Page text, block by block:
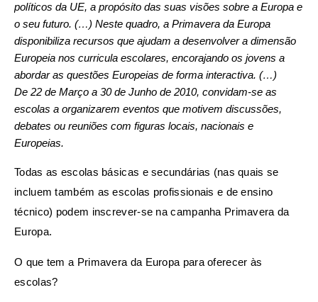
políticos da UE, a propósito das suas visões sobre a Europa e
o seu futuro. (…) Neste quadro, a Primavera da Europa
disponibiliza recursos que ajudam a desenvolver a dimensão
Europeia nos curricula escolares, encorajando os jovens a
abordar as questões Europeias de forma interactiva. (…)
De 22 de Março a 30 de Junho de 2010, convidam-se as
escolas a organizarem eventos que motivem discussões,
debates ou reuniões com figuras locais, nacionais e
Europeias.
Todas as escolas básicas e secundárias (nas quais se
incluem também as escolas profissionais e de ensino
técnico) podem inscrever-se na campanha Primavera da
Europa.
O que tem a Primavera da Europa para oferecer às
escolas?